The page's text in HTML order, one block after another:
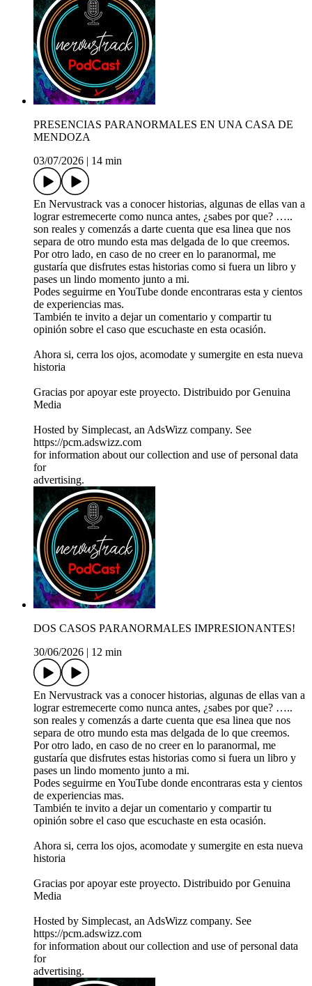
PRESENCIAS PARANORMALES EN UNA CASA DE
MENDOZA
03/07/2026
14 min
En Nervustrack vas a conocer historias, algunas de ellas van a
lograr estremecerte como nunca antes, ¿sabes por que? …..
son reales y comenzás a darte cuenta que esa linea que nos
separa de otro mundo esta mas delgada de lo que creemos.
Por otro lado, en caso de no creer en lo paranormal, me
gustaría que disfrutes estas historias como si fuera un libro y
pases un lindo momento junto a mi.
Podes seguirme en YouTube donde encontraras esta y cientos
de experiencias mas.
También te invito a dejar un comentario y compartir tu
opinión sobre el caso que escuchaste en esta ocasión.
Ahora si, cerra los ojos, acomodate y sumergite en esta nueva
historia
Gracias por apoyar este proyecto. Distribuido por Genuina
Media
Hosted by Simplecast, an AdsWizz company. See
https://pcm.adswizz.com
for information about our collection and use of personal data
for
advertising.
DOS CASOS PARANORMALES IMPRESIONANTES!
30/06/2026
12 min
En Nervustrack vas a conocer historias, algunas de ellas van a
lograr estremecerte como nunca antes, ¿sabes por que? …..
son reales y comenzás a darte cuenta que esa linea que nos
separa de otro mundo esta mas delgada de lo que creemos.
Por otro lado, en caso de no creer en lo paranormal, me
gustaría que disfrutes estas historias como si fuera un libro y
pases un lindo momento junto a mi.
Podes seguirme en YouTube donde encontraras esta y cientos
de experiencias mas.
También te invito a dejar un comentario y compartir tu
opinión sobre el caso que escuchaste en esta ocasión.
Ahora si, cerra los ojos, acomodate y sumergite en esta nueva
historia
Gracias por apoyar este proyecto. Distribuido por Genuina
Media
Hosted by Simplecast, an AdsWizz company. See
https://pcm.adswizz.com
for information about our collection and use of personal data
for
advertising.